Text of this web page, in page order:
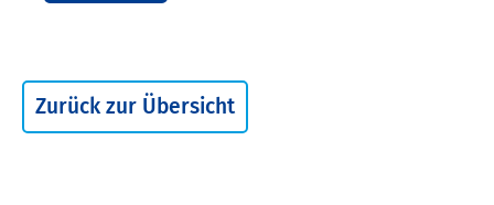
Zurück zur Übersicht